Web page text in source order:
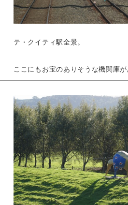
テ・クイティ駅全景。
ここにもお宝のありそうな機関庫が